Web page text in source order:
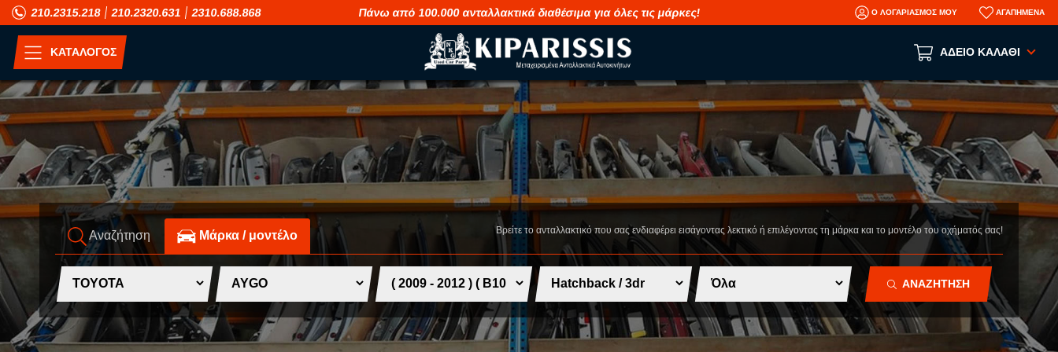
210.2315.218 210.2320.631 2310.688.868 Πάνω από 100.000 ανταλλακτικά διαθέσιμα για όλες τις μάρκες! Ο ΛΟΓΑΡΙΑΣΜΟΣ ΜΟΥ ΑΓΑΠΗΜΕΝΑ
ΚΑΤΑΛΟΓΟΣ ΑΔΕΙΟ ΚΑΛΑΘΙ
Το καλάθι αγορών είναι άδειο!
ΑΝΑ ΜΟΝΤΕΛΟ
A
ALFA ROMEO
ASIA MOTORS
AUDI
BMW
C
H
HUMMER
I
INFINITI
ISUZU
M
MAHINDRA
MASERATI
MG
MINI
S
SAAB
SHUANGHUAN
SMART
SSANGYONG
ΑΝΑ ΕΙΔΟΣ
ΑΞΕΣΟΥΑΡ
ΦΑΝΟΠΟΙΕΙΑ
AFTERMARKET ΑΝΤΑΛΛΑΚΤΙΚΑ
ΤΡΑΚΑΡΙΣΜΕΝΑ ΑΥΤΟΚΙΝΗΤΑ
ΜΕΤΑΧΕΙΡΙΣΜΕΝΑ ΑΥΤΟΚΙΝΗΤΑ
ΠΛΗΡΟΦΟΡΙΕΣ
Αναζήτηση Mάρκα / μοντέλο Βρείτε το ανταλλακτικό που σας ενδιαφέρει εισάγοντας λεκτικό ή επιλέγοντας τη μάρκα και το μοντέλο του οχήματός σας!
ΑΝΑΖΗΤΗΣΗ